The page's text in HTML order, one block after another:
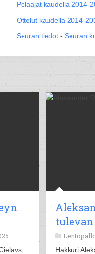
Pelaajat kaudella 2014-
Ottelut kaudella 2014-
Seuran tiedot - Seuran
Hakkuri